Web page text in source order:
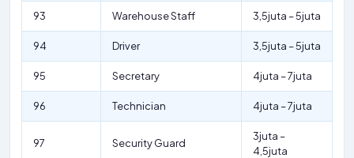
93 Warehouse Staff 3,5juta – 5juta
94 Driver 3,5juta – 5juta
95 Secretary 4juta – 7juta
96 Technician 4juta – 7juta
97 Security Guard
3juta –
4,5juta